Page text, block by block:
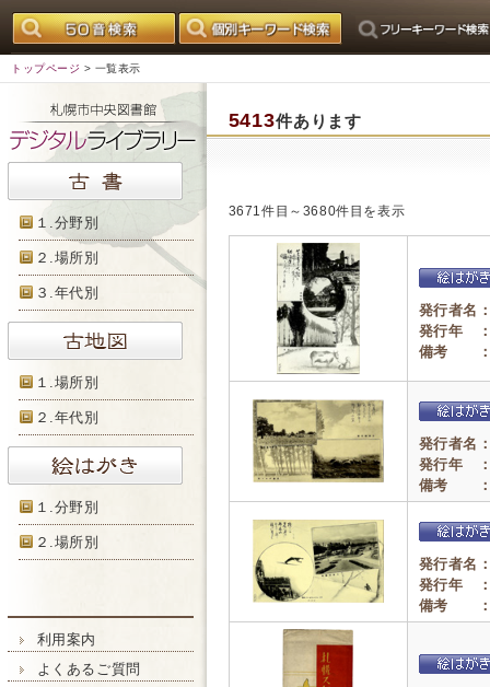
トップページ > 一覧表示
１.分野別
２.場所別
３.年代別
１.場所別
２.年代別
１.分野別
２.場所別
利用案内
よくあるご質問
5413件あります
3671件目～3680件目を表示
発行者名
発行年
備考
発行者名
発行年
備考
発行者名
発行年
備考